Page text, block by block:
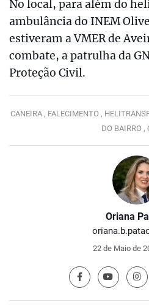
Oriana
22 de Maio de
No local, para além do
ambulância do INEM
estiveram a VMER de
combate, a patrulha da
Proteção Civil.
CANEIRA , FALECIMENTO ,
DO BAIRRO ,